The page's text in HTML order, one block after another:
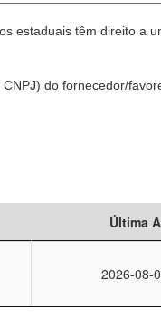
estaduais têm direito a
do fornecedor/
Última
2026-08-